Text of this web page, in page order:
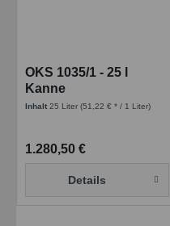
OKS 1035/1 - 25 l
Kanne
Inhalt25 Liter(51,22 € * / 1 Liter)
1.280,50 €
Details